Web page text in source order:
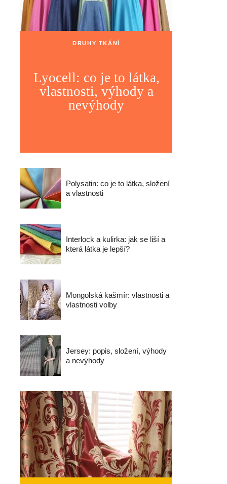
DRUHY TKÁNÍ
Lyocell: co je to látka,
vlastnosti, výhody a
nevýhody
Polysatin: co je to látka, složení
a vlastnosti
Interlock a kulirka: jak se liší a
která látka je lepší?
Mongolská kašmír: vlastnosti a
vlastnosti volby
Jersey: popis, složení, výhody
a nevýhody